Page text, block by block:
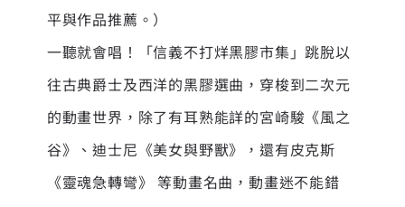
平與作品推薦。）
一聽就會唱！「信義不打烊黑膠市集」跳脫以
往古典爵士及西洋的黑膠選曲，穿梭到二次元
的動畫世界，除了有耳熟能詳的宮崎駿《風之
谷》、迪士尼《美女與野獸》，還有皮克斯
《靈魂急轉彎》 等動畫名曲，動畫迷不能錯